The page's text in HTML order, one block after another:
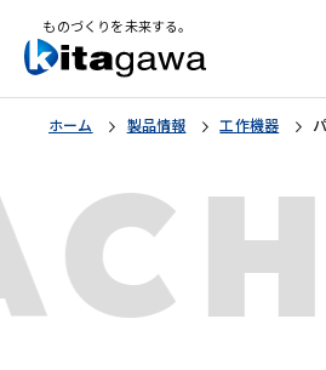
ものづくりを未来する。
ホーム 製品情報 工作機器